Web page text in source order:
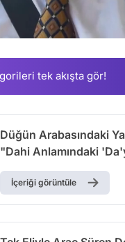
tek akışta gör!
Düğün Arabasındaki
"Dahi Anlamındaki
İçeriği görüntüle